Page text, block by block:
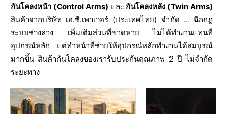
กันโคลงหน้า (Control Arms) และ กันโคลงหลัง (Twin Arms)
สินค้าจากบริษัท เอ.ซี.เพาเวอร์ (ประเทศไทย) จำกัด … ฉีกกฎ
ระบบช่วงล่าง เพิ่มเติมส่วนที่ขาดหาย ไม่ได้ทำงานแทนที่
อุปกรณ์หลัก แต่ทำหน้าที่ช่วยให้อุปกรณ์หลักทำงานได้สมบูรณ์
มากขึ้น สินค้ากันโคลงของเรารับประกันคุณภาพ 2 ปี ไม่จำกัด
ระยะทาง